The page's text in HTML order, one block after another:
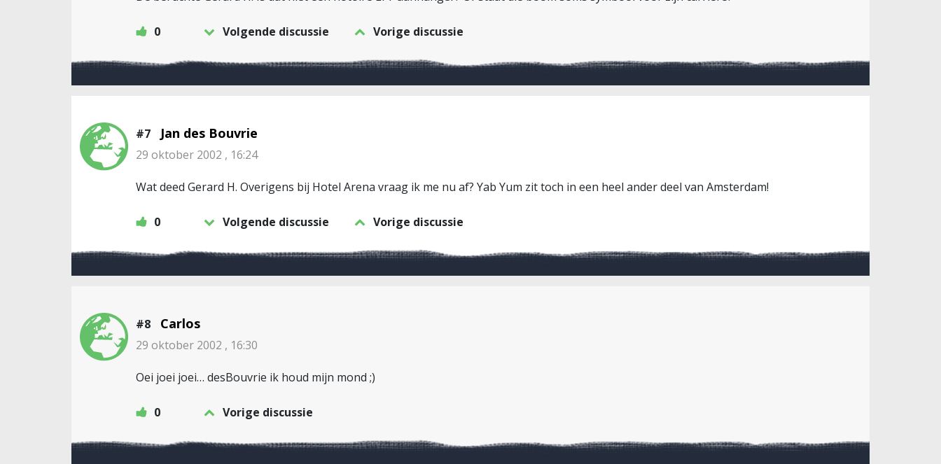
0 Volgende discussie Vorige discussie
#7 Jan des Bouvrie
29 oktober 2002 , 16:24
Wat deed Gerard H. Overigens bij Hotel Arena vraag ik me nu af? Yab Yum zit toch in een heel ander deel van Amsterdam!
0 Volgende discussie Vorige discussie
#8 Carlos
29 oktober 2002 , 16:30
Oei joei joei… desBouvrie ik houd mijn mond ;)
0 Vorige discussie